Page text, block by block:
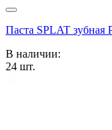
Паста SPLAT
В наличии:
24 шт.